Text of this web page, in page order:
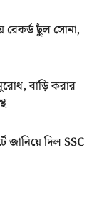
রেকর্ড ছুঁল সোনা,
বাড়ি করার
জানিয়ে দিল SSC